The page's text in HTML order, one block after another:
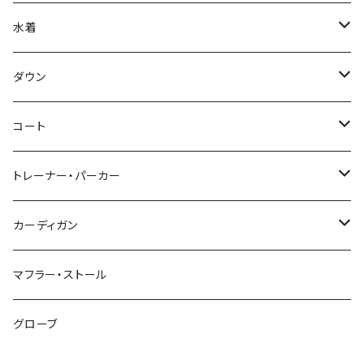
水着
～44/S
46/M
48/L
50/XL～
ダウン
～44/S
46/M
48/L
50/XL～
コート
～44/S
46/M
48/L
50/XL～
トレーナー・パーカー
～44/S
46/M
48/L
カーディガン
～44/S
46/M
マフラー・ストール
グローブ